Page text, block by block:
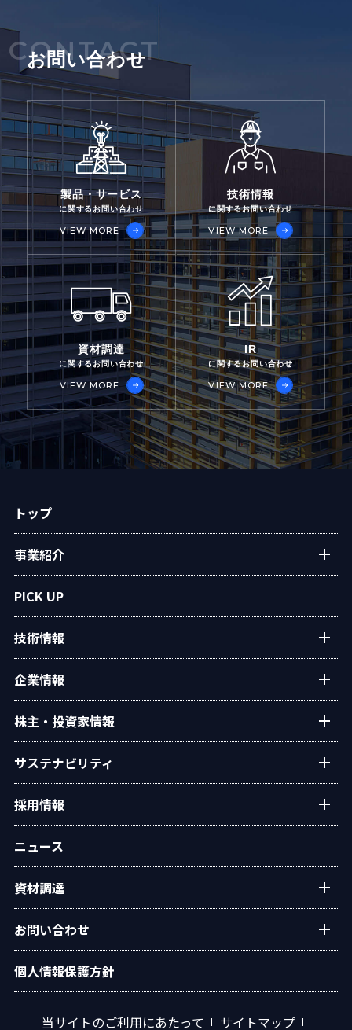
CONTACT
お問い合わせ
製品・サービス
に関するお問い合わせ
VIEW MORE
技術情報
に関するお問い合わせ
VIEW MORE
資材調達
に関するお問い合わせ
VIEW MORE
IR
に関するお問い合わせ
VIEW MORE
トップ
事業紹介
アフターサービス
民生熱エネルギー
設備・システム
PICK UP
技術情報
タクマの技術紹介
タクマ技報
学会発表
企業情報
ご挨拶
経営理念
会社概要
沿革
役員一覧
組織図
事業所・拠点
グループ会社
株主・投資家情報
個人投資家の皆様へ
経営方針・戦略
業績・財務
IRライブラリー
株式情報
IRカレンダー
電子公告
IRサイトマップ
サステナビリティ
トップコミットメント
タクマのサステナビリティ
ESGデータ
統合報告書
環境
社会
ガバナンス
イニシアチブ・外部評価
採用情報
グループ会社採用情報
オリジナルアニメ「この空の下で」
ニュース
資材調達
資材調達方針
調達手順
資材調達 応募フォーム
お問い合わせ
水処理プラントに関するお問い合わせ
エネルギープラントに関するお問い合わせ
汎用ボイラに関するお問い合わせ
個人情報保護方針
当サイトのご利用にあたって サイトマップ